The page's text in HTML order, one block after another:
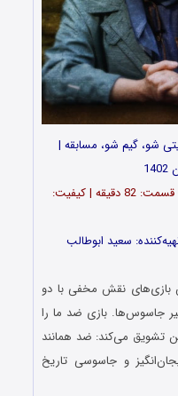
شو، گیم شو، مسابقه |
تعداد قسمت‌ها: 15 | مدت زمان این قسمت: 82 دقیقه | کیفیت:
سعید ابوطالب
بازی‌های نقش مخفی با دو
جاسوس‌ها. بازی ضد ما را
تشویق می‌کند: ضد همانند
و جاسوسی تاریخ